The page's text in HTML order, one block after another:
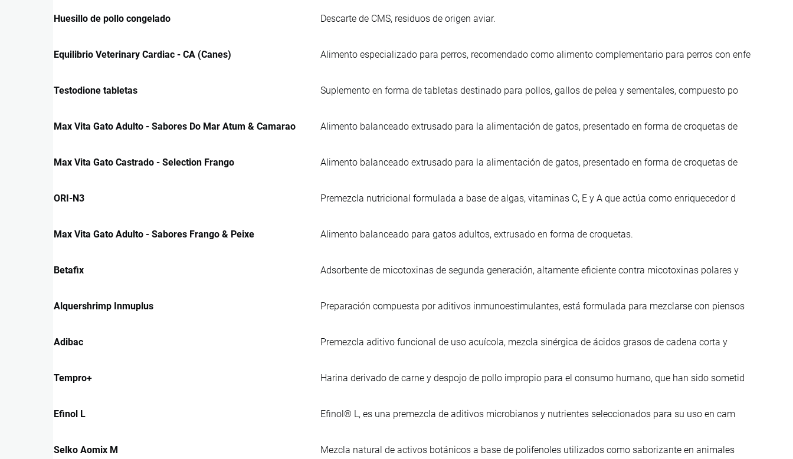
Huesillo de pollo congelado Descarte de CMS, residuos de origen aviar.
Equilibrio Veterinary Cardiac - CA (Canes) Alimento especializado para perros, recomendado como alimento complementario para perros con enfe
Testodione tabletas Suplemento en forma de tabletas destinado para pollos, gallos de pelea y sementales, compuesto po
Max Vita Gato Adulto - Sabores Do Mar Atum & Camarao Alimento balanceado extrusado para la alimentación de gatos, presentado en forma de croquetas de
Max Vita Gato Castrado - Selection Frango Alimento balanceado extrusado para la alimentación de gatos, presentado en forma de croquetas de
ORI-N3 Premezcla nutricional formulada a base de algas, vitaminas C, E y A que actúa como enriquecedor d
Max Vita Gato Adulto - Sabores Frango & Peixe Alimento balanceado para gatos adultos, extrusado en forma de croquetas.
Betafix Adsorbente de micotoxinas de segunda generación, altamente eficiente contra micotoxinas polares y
Alquershrimp Inmuplus Preparación compuesta por aditivos inmunoestimulantes, está formulada para mezclarse con piensos
Adibac Premezcla aditivo funcional de uso acuícola, mezcla sinérgica de ácidos grasos de cadena corta y
Tempro+ Harina derivado de carne y despojo de pollo impropio para el consumo humano, que han sido sometid
Efinol L Efinol® L, es una premezcla de aditivos microbianos y nutrientes seleccionados para su uso en cam
Selko Aomix M Mezcla natural de activos botánicos a base de polifenoles utilizados como saborizante en animales